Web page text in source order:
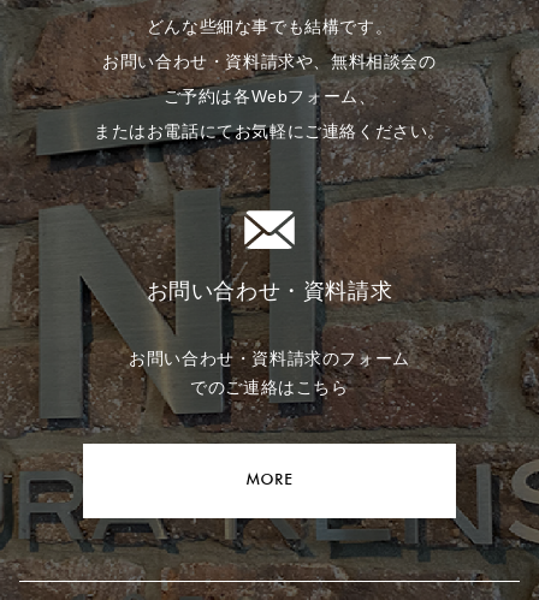
どんな些細な事でも結構です。
お問い合わせ・資料請求や、無料相談会の
ご予約は各Webフォーム、
またはお電話にてお気軽にご連絡ください。
お問い合わせ・資料請求
お問い合わせ・資料請求のフォーム
でのご連絡はこちら
MORE